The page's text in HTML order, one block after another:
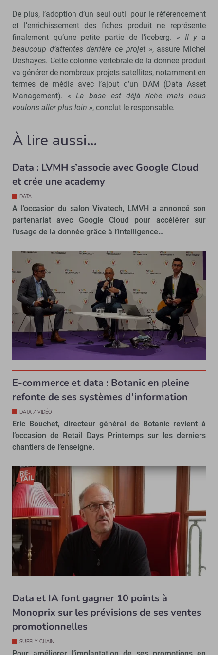
De plus, l’adoption d’un seul outil pour le référencement
et l’enrichissement des fiches produit ne représente
finalement qu’une petite partie de l’iceberg. « Il y a
beaucoup d’attentes derrière ce projet », assure Michel
Deshayes. Cette colonne vertébrale de la donnée produit
va générer de nombreux projets satellites, notamment en
termes de média avec l’ajout d’un DAM (Data Asset
Management). « La base est déjà riche mais nous
voulons aller plus loin », conclut le responsable.
À lire aussi…
Data : LVMH s’associe avec Google Cloud
et crée une academy
DATA
A l’occasion du salon Vivatech, LMVH a annoncé son
partenariat avec Google Cloud pour accélérer sur
l’usage de la donnée grâce à l’intelligence…
E-commerce et data : Botanic en pleine
refonte de ses systèmes d’information
DATA / VIDÉO
Eric Bouchet, directeur général de Botanic revient à
l’occasion de Retail Days Printemps sur les derniers
chantiers de l’enseigne.
Data et IA font gagner 10 points à
Monoprix sur les prévisions de ses ventes
promotionnelles
SUPPLY CHAIN
Pour améliorer l’implantation de ses promotions en